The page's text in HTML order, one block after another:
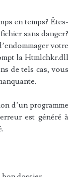
en temps? Êtes-
sans danger?
votre
la Htmlchkr.dll
de tels cas, vous
d’un programme
est généré à